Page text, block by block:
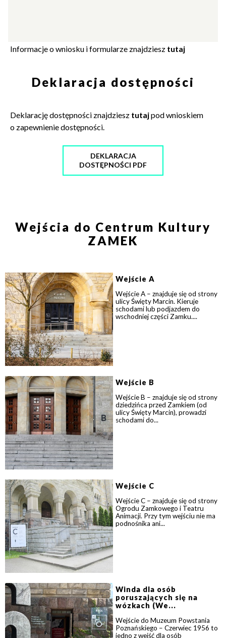
Informacje o wniosku i formularze znajdziesz tutaj
Deklaracja dostępności
Deklarację dostępności znajdziesz tutajpod wnioskiem
o zapewnienie dostępności.
DEKLARACJA
DOSTĘPNOŚCI PDF
Wejścia do Centrum Kultury
ZAMEK
Wejście A
Wejście A – znajduje się od strony
ulicy Święty Marcin. Kieruje
schodami lub podjazdem do
wschodniej części Zamku....
Wejście B
Wejście B – znajduje się od strony
dziedzińca przed Zamkiem (od
ulicy Święty Marcin), prowadzi
schodami do...
Wejście C
Wejście C – znajduje się od strony
Ogrodu Zamkowego i Teatru
Animacji. Przy tym wejściu nie ma
podnośnika ani...
Winda dla osób
poruszających się na
wózkach (We...
Wejście do Muzeum Powstania
Poznańskiego – Czerwiec 1956 to
jedno z wejść dla osób